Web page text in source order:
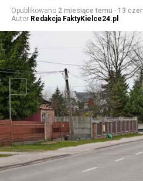
Opublikowano 2 miesiące temu - 13
Autor Redakcja FaktyKielce24.pl